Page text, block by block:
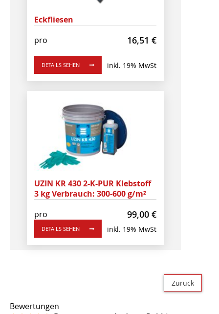
Eckfliesen
pro
16,51 €
DETAILS SEHEN inkl. 19% MwSt
UZIN KR 430 2-K-PUR Klebstoff
3 kg Verbrauch: 300-600 g/m²
pro
99,00 €
DETAILS SEHEN inkl. 19% MwSt
Zurück
Bewertungen